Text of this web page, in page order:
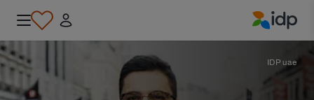
IDP uae